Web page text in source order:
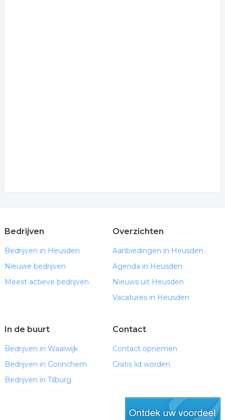
Bedrijven
Bedrijven in Heusden
Nieuwe bedrijven
Meest actieve bedrijven
Overzichten
Aanbiedingen in Heusden
Agenda in Heusden
Nieuws uit Heusden
Vacatures in Heusden
In de buurt
Bedrijven in Waalwijk
Bedrijven in Gorinchem
Bedrijven in Tilburg
Contact
Contact opnemen
Gratis lid worden